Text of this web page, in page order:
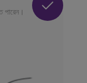
পারেন।